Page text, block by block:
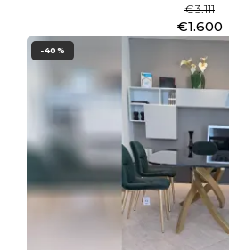
€3.111
€1.600
-40%